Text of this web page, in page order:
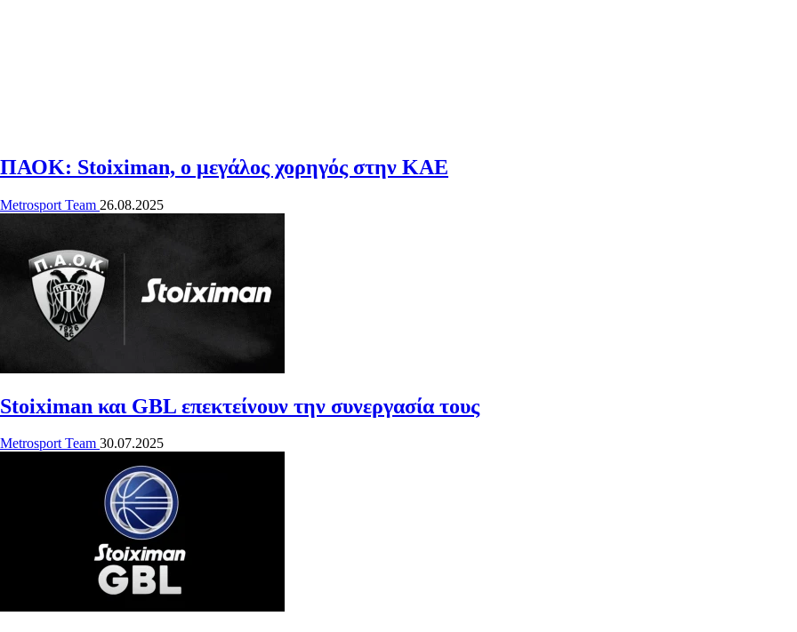
ΠΑΟΚ: Stoiximan, ο μεγάλος χορηγός στην ΚΑΕ
Metrosport Team 26.08.2025
Stoiximan και GBL επεκτείνουν την συνεργασία τους
Metrosport Team 30.07.2025